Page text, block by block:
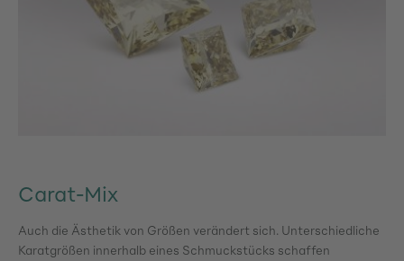
Carat-Mix
Auch die Ästhetik von Größen verändert sich. Unterschiedliche
Karatgrößen innerhalb eines Schmuckstücks schaffen